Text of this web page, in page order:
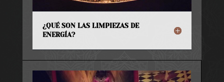
¿QUÉ SON LAS LIMPIEZAS DE
ENERGÍA?